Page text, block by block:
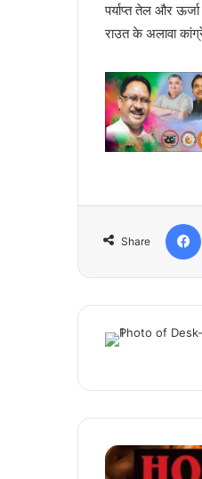
पर्याप्त तेल और
राउत के अलावा
Share